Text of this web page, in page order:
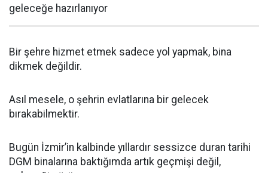
geleceğe hazırlanıyor
Bir şehre hizmet etmek sadece yol yapmak, bina
dikmek değildir.
Asıl mesele, o şehrin evlatlarına bir gelecek
bırakabilmektir.
Bugün İzmir’in kalbinde yıllardır sessizce duran tarihi
DGM binalarına baktığımda artık geçmişi değil,